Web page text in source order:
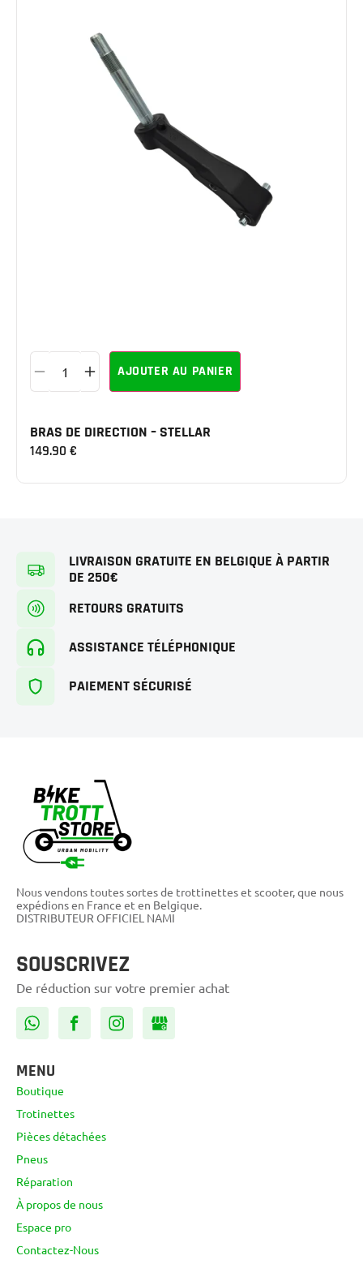
AJOUTER AU PANIER
BRAS DE DIRECTION – STELLAR
149.90 €
LIVRAISON GRATUITE EN BELGIQUE À PARTIR
DE 250€
RETOURS GRATUITS
ASSISTANCE TÉLÉPHONIQUE
PAIEMENT SÉCURISÉ
Nous vendons toutes sortes de trottinettes et scooter, que nous
expédions en France et en Belgique.
DISTRIBUTEUR OFFICIEL NAMI
MENU
Boutique
Trotinettes
Pièces détachées
Pneus
Réparation
À propos de nous
Espace pro
Contactez-Nous
SOUSCRIVEZ
De réduction sur votre premier achat